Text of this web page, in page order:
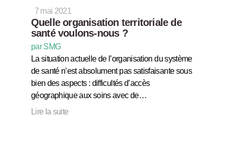
7 mai 2021
Quelle organisation territoriale de
santé voulons-nous ?
par SMG
La situation actuelle de l’organisation du système
de santé n’est absolument pas satisfaisante sous
bien des aspects : difficultés d’accès
géographique aux soins avec de…
Lire la suite